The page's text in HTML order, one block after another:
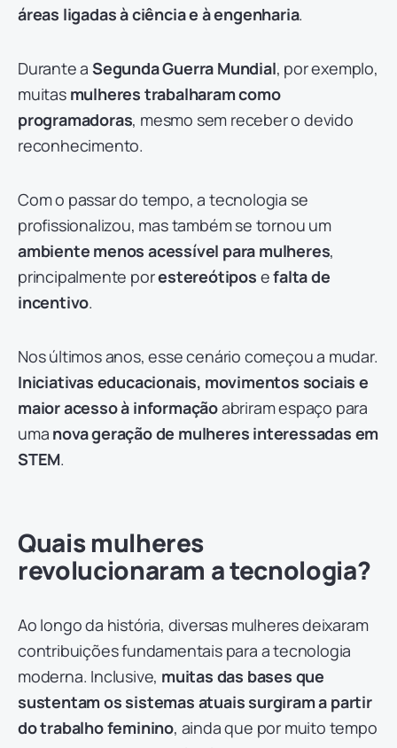
áreas ligadas à ciência e à engenharia.
Durante a Segunda Guerra Mundial, por exemplo,
muitas mulheres trabalharam como
programadoras, mesmo sem receber o devido
reconhecimento.
Com o passar do tempo, a tecnologia se
profissionalizou, mas também se tornou um
ambiente menos acessível para mulheres,
principalmente porestereótipos efalta de
incentivo.
Nos últimos anos, esse cenário começou a mudar.
Iniciativas educacionais, movimentos sociais e
maior acesso à informaçãoabriram espaço para
uma nova geração de mulheres interessadas em
STEM.
Quais mulheres
revolucionaram a tecnologia?
Ao longo da história, diversas mulheres deixaram
contribuições fundamentais para a tecnologia
moderna. Inclusive, muitas das bases que
sustentam os sistemas atuais surgiram a partir
do trabalho feminino, ainda que por muito tempo